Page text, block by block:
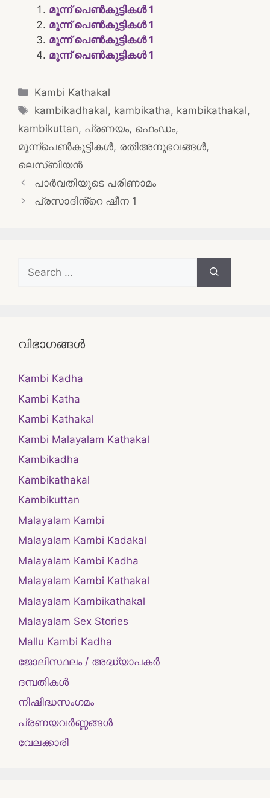
മൂന്ന് പെൺകുട്ടികൾ 1
മൂന്ന് പെൺകുട്ടികൾ 1
മൂന്ന് പെൺകുട്ടികൾ 1
മൂന്ന് പെൺകുട്ടികൾ 1
Categories
Kambi Kathakal
Tags
kambikadhakal, kambikatha, kambikathakal,
kambikuttan, പ്രണയം, ഫെംഡം,
മൂന്ന്പെൺകുട്ടികൾ, രതിഅനുഭവങ്ങൾ,
ലെസ്ബിയൻ
Post
navigation
പാർവതിയുടെ പരിണാമം
പ്രസാദിൻ്റെ ഷീന 1
Search
for:
വിഭാഗങ്ങൾ
Kambi Kadha
Kambi Katha
Kambi Kathakal
Kambi Malayalam Kathakal
Kambikadha
Kambikathakal
Kambikuttan
Malayalam Kambi
Malayalam Kambi Kadakal
Malayalam Kambi Kadha
Malayalam Kambi Kathakal
Malayalam Kambikathakal
Malayalam Sex Stories
Mallu Kambi Kadha
ജോലിസ്ഥലം / അദ്ധ്യാപകർ
ദമ്പതികള്‍
നിഷിദ്ധസംഗമം
പ്രണയവർണ്ണങ്ങൾ
വേലക്കാരി